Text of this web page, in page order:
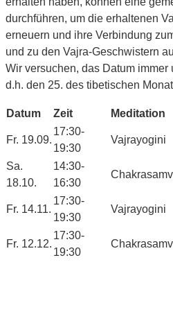
durchführen, um die erhaltenen
erneuern und ihre Verbindung
und zu den Vajra-Geschwistern
Wir versuchen, das Datum immer
d.h. den 25. des tibetischen
Datum Zeit Meditation
Fr. 19.09.
17:30-
19:30
Vajrayogini
Sa.
18.10.
14:30-
16:30
Fr. 14.11.
17:30-
19:30
Vajrayogini
Fr. 12.12.
17:30-
19:30